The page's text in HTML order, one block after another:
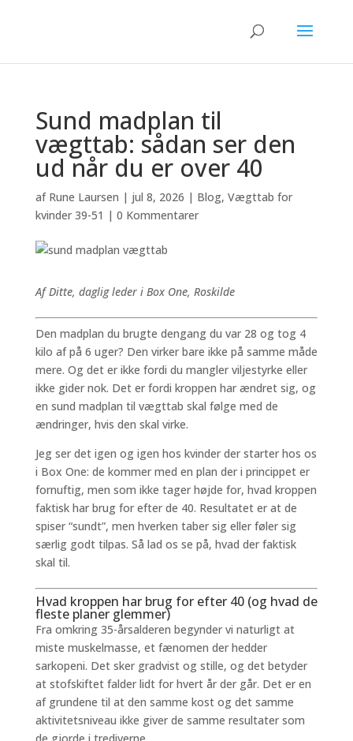
Sund madplan til
vægttab: sådan ser den
ud når du er over 40
af Rune Laursen | jul 8, 2026 | Blog, Vægttab for
kvinder 39-51 | 0 Kommentarer
Af Ditte, daglig leder i Box One, Roskilde
Den madplan du brugte dengang du var 28 og tog 4
kilo af på 6 uger? Den virker bare ikke på samme måde
mere. Og det er ikke fordi du mangler viljestyrke eller
ikke gider nok. Det er fordi kroppen har ændret sig, og
en sund madplan til vægttab skal følge med de
ændringer, hvis den skal virke.
Jeg ser det igen og igen hos kvinder der starter hos os
i Box One: de kommer med en plan der i princippet er
fornuftig, men som ikke tager højde for, hvad kroppen
faktisk har brug for efter de 40. Resultatet er at de
spiser “sundt”, men hverken taber sig eller føler sig
særlig godt tilpas. Så lad os se på, hvad der faktisk
skal til.
Hvad kroppen har brug for efter 40 (og hvad de
fleste planer glemmer)
Fra omkring 35-årsalderen begynder vi naturligt at
miste muskelmasse, et fænomen der hedder
sarkopeni. Det sker gradvist og stille, og det betyder
at stofskiftet falder lidt for hvert år der går. Det er en
af grundene til at den samme kost og det samme
aktivitetsniveau ikke giver de samme resultater som